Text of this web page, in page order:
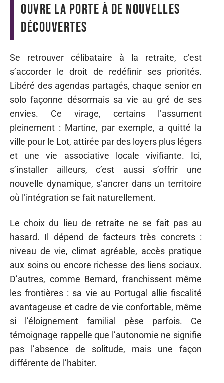
ouvre la porte à de nouvelles
découvertes
Se retrouver célibataire à la retraite, c’est
s’accorder le droit de redéfinir ses priorités.
Libéré des agendas partagés, chaque senior en
solo façonne désormais sa vie au gré de ses
envies. Ce virage, certains l’assument
pleinement : Martine, par exemple, a quitté la
ville pour le Lot, attirée par des loyers plus légers
et une vie associative locale vivifiante. Ici,
s’installer ailleurs, c’est aussi s’offrir une
nouvelle dynamique, s’ancrer dans un territoire
où l’intégration se fait naturellement.
Le choix du lieu de retraite ne se fait pas au
hasard. Il dépend de facteurs très concrets :
niveau de vie, climat agréable, accès pratique
aux soins ou encore richesse des liens sociaux.
D’autres, comme Bernard, franchissent même
les frontières : sa vie au Portugal allie fiscalité
avantageuse et cadre de vie confortable, même
si l’éloignement familial pèse parfois. Ce
témoignage rappelle que l’autonomie ne signifie
pas l’absence de solitude, mais une façon
différente de l’habiter.